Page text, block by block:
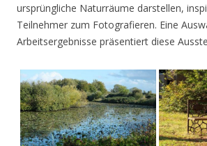
ursprüngliche Naturräume darstellen,
Teilnehmer zum Fotografieren. Eine
Arbeitsergebnisse präsentiert diese